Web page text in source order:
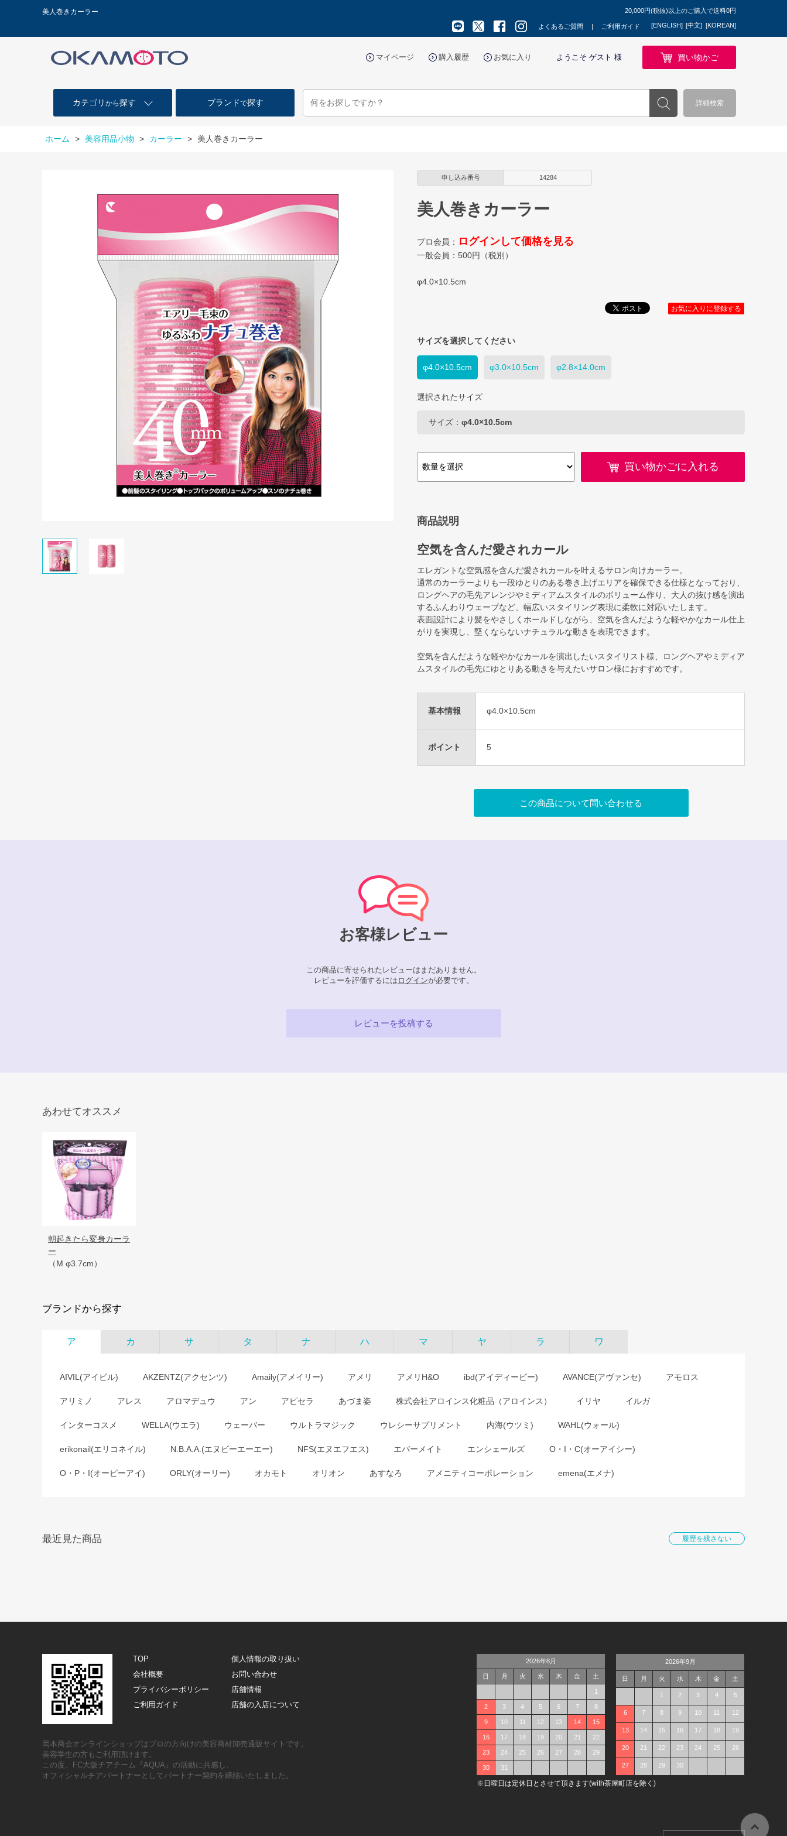
美人巻きカーラー 20,000円(税抜)以上のご購入で送料0円
よくあるご質問 ご利用ガイド [ENGLISH] [中文] [KOREAN]
マイページ 購入履歴 お気に入り ようこそ ゲスト 様 買い物かご
カテゴリ から探す ブランドで探す 詳細検索
ホーム > 美容用品小物 > カーラー > 美人巻きカーラー
申し込み番号 14284
美人巻きカーラー
プロ会員： ログインして価格を見る
一般会員： 500円（税別）
φ4.0×10.5cm
お気に入りに登録する
サイズを選択してください
φ4.0×10.5cm φ3.0×10.5cm φ2.8×14.0cm
選択されたサイズ
サイズ： φ4.0×10.5cm
買い物かごに入れる
商品説明
空気を含んだ愛されカール
エレガントな空気感を含んだ愛されカールを叶えるサロン向けカーラー。
通常のカーラーよりも一段ゆとりのある巻き上げエリアを確保できる仕様となっており、
ロングヘアの毛先アレンジやミディアムスタイルのボリューム作り、大人の抜け感を演出
するふんわりウェーブなど、幅広いスタイリング表現に柔軟に対応いたします。
表面設計により髪をやさしくホールドしながら、空気を含んだような軽やかなカール仕上
がりを実現し、堅くならないナチュラルな動きを表現できます。
空気を含んだような軽やかなカールを演出したいスタイリスト様、ロングヘアやミディア
ムスタイルの毛先にゆとりある動きを与えたいサロン様におすすめです。
基本情報 φ4.0×10.5cm
ポイント 5
この商品について問い合わせる
お客様レビュー
この商品に寄せられたレビューはまだありません。
レビューを評価するには ログインが必要です。
レビューを投稿する
あわせてオススメ
朝起きたら変身カーラ
ー
（M φ3.7cm）
ブランドから探す
ア カ サ タ ナ ハ マ ヤ ラ ワ
AIVIL(アイビル) AKZENTZ(アクセンツ) Amaily(アメイリー) アメリ アメリH&O ibd(アイディービー) AVANCE(アヴァンセ) アモロス
アリミノ アレス アロマデュウ アン アピセラ あづま姿 株式会社アロインス化粧品（アロインス） イリヤ イルガ
インターコスメ WELLA(ウエラ) ウェーバー ウルトラマジック ウレシーサプリメント 内海(ウツミ) WAHL(ウォール)
erikonail(エリコネイル) N.B.A.A.(エヌビーエーエー) NFS(エヌエフエス) エバーメイト エンシェールズ O・I・C(オーアイシー)
O・P・I(オーピーアイ) ORLY(オーリー) オカモト オリオン あすなろ アメニティコーポレーション emena(エメナ)
最近見た商品 履歴を残さない
TOP
個人情報の取り扱い
会社概要
お問い合わせ
プライバシーポリシー
店舗情報
ご利用ガイド
店舗の入店について
岡本商会オンラインショップはプロの方向けの美容商材卸売通販サイトです。
美容学生の方もご利用頂けます。
この度、FC大阪チアチーム『AQUA』の活動に共感し、
オフィシャルチアパートナーとしてパートナー契約を締結いたしました。
2026年8月
日 月 火 水 木 金 土
1
2 3 4 5 6 7 8
9 10 11 12 13 14 15
16 17 18 19 20 21 22
23 24 25 26 27 28 29
30 31
2026年9月
日 月 火 水 木 金 土
1 2 3 4 5
6 7 8 9 10 11 12
13 14 15 16 17 18 19
20 21 22 23 24 25 26
27 28 29 30
※日曜日は定休日とさせて頂きます(with茶屋町店を除く)